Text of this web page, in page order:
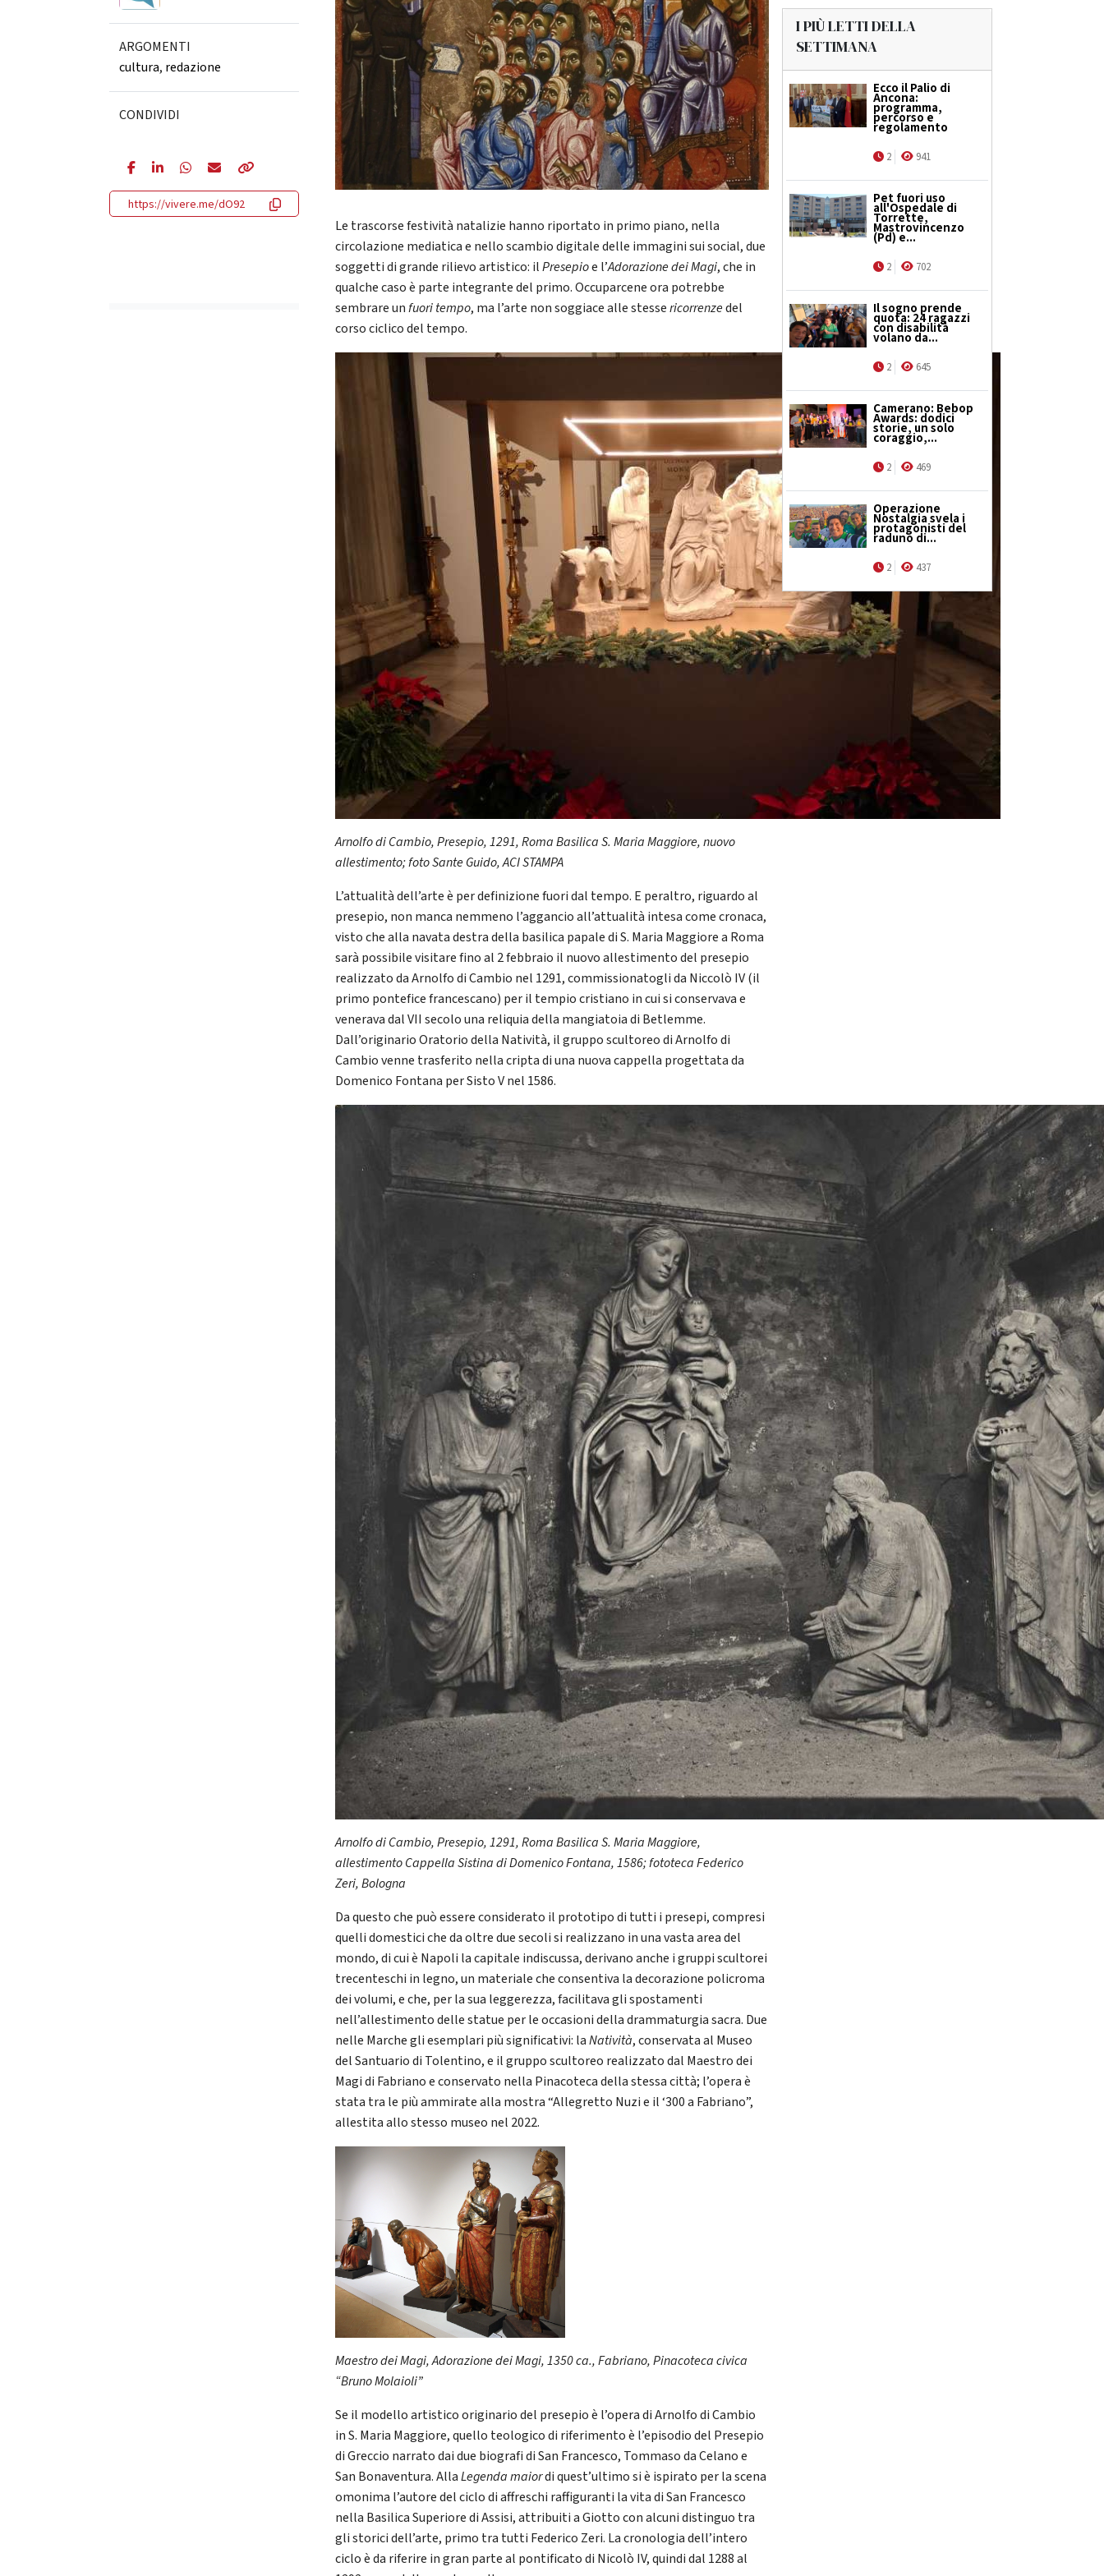
ARGOMENTI
cultura, redazione
CONDIVIDI
https://vivere.me/dO92
Le trascorse festività natalizie hanno riportato in primo piano, nella
circolazione mediatica e nello scambio digitale delle immagini sui social, due
soggetti di grande rilievo artistico: ilPresepioe l’Adorazione dei Magi, che in
qualche caso è parte integrante del primo. Occuparcene ora potrebbe
sembrare unfuori tempo, ma l’arte non soggiace alle stessericorrenzedel
corso ciclico del tempo.
Arnolfo di Cambio,Presepio, 1291, Roma Basilica S. Maria Maggiore, nuovo
allestimento; foto Sante Guido, ACI STAMPA
L’attualità dell’arte è per definizione fuori dal tempo. E peraltro, riguardo al
presepio, non manca nemmeno l’aggancio all’attualità intesa come cronaca,
visto che alla navata destra della basilica papale di S. Maria Maggiore a Roma
sarà possibile visitare fino al 2 febbraio il nuovo allestimento del presepio
realizzato da Arnolfo di Cambio nel 1291, commissionatogli da Niccolò IV (il
primo pontefice francescano) per il tempio cristiano in cui si conservava e
venerava dal VII secolo una reliquia della mangiatoia di Betlemme.
Dall’originario Oratorio della Natività, il gruppo scultoreo di Arnolfo di
Cambio venne trasferito nella cripta di una nuova cappella progettata da
Domenico Fontana per Sisto V nel 1586.
Arnolfo di Cambio, Presepio, 1291, Roma Basilica S. Maria Maggiore,
allestimento Cappella Sistina di Domenico Fontana, 1586; fototeca Federico
Zeri, Bologna
Da questo che può essere considerato il prototipo di tutti i presepi, compresi
quelli domestici che da oltre due secoli si realizzano in una vasta area del
mondo, di cui è Napoli la capitale indiscussa, derivano anche i gruppi scultorei
trecenteschi in legno, un materiale che consentiva la decorazione policroma
dei volumi, e che, per la sua leggerezza, facilitava gli spostamenti
nell’allestimento delle statue per le occasioni della drammaturgia sacra. Due
nelle Marche gli esemplari più significativi: laNatività, conservata al Museo
del Santuario di Tolentino, e il gruppo scultoreo realizzato dal Maestro dei
Magi di Fabriano e conservato nella Pinacoteca della stessa città; l’opera è
stata tra le più ammirate alla mostra “Allegretto Nuzi e il ‘300 a Fabriano”,
allestita allo stesso museo nel 2022.
Maestro dei Magi, Adorazione dei Magi, 1350 ca., Fabriano, Pinacoteca civica
“Bruno Molaioli”
Se il modello artistico originario del presepio è l’opera di Arnolfo di Cambio
in S. Maria Maggiore, quello teologico di riferimento è l’episodio del Presepio
di Greccio narrato dai due biografi di San Francesco, Tommaso da Celano e
San Bonaventura. AllaLegenda maiordi quest’ultimo si è ispirato per la scena
omonima l’autore del ciclo di affreschi raffiguranti la vita di San Francesco
nella Basilica Superiore di Assisi, attribuiti a Giotto con alcuni distinguo tra
gli storici dell’arte, primo tra tutti Federico Zeri. La cronologia dell’intero
ciclo è da riferire in gran parte al pontificato di Nicolò IV, quindi dal 1288 al
I PIÙ LETTI DELLA
SETTIMANA
Ecco il Palio di
Ancona:
programma,
percorso e
regolamento
2 941
Pet fuori uso
all'Ospedale di
Torrette,
Mastrovincenzo
(Pd) e...
2 702
Il sogno prende
quota: 24 ragazzi
con disabilità
volano da...
2 645
Camerano: Bebop
Awards: dodici
storie, un solo
coraggio,...
2 469
Operazione
Nostalgia svela i
protagonisti del
raduno di...
2 437